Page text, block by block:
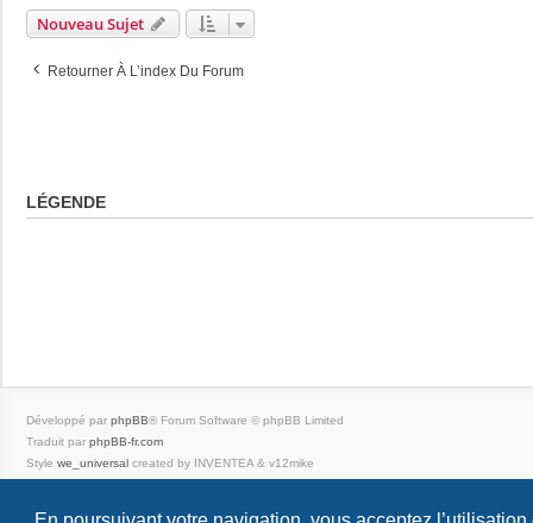
Nouveau Sujet
Retourner À L’index Du Forum
LÉGENDE
Développé par phpBB® Forum Software © phpBB Limited
Traduit par phpBB-fr.com
Style we_universal created by INVENTEA & v12mike